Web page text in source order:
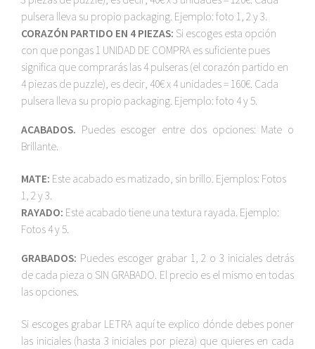
pulsera lleva su propio packaging. Ejemplo: foto 1, 2 y 3.
CORAZÓN PARTIDO EN 4 PIEZAS: Si escoges esta opción
con que pongas 1 UNIDAD DE COMPRA es suficiente pues
significa que comprarás las 4 pulseras (el corazón partido en
4 piezas de puzzle), es decir, 40€ x 4 unidades = 160€. Cada
pulsera lleva su propio packaging. Ejemplo: foto 4 y 5.
ACABADOS. Puedes escoger entre dos opciones: Mate o
Brillante.
MATE: Este acabado es matizado, sin brillo. Ejemplos: Fotos
1, 2 y 3.
RAYADO: Este acabado tiene una textura rayada. Ejemplo:
Fotos 4 y 5.
GRABADOS: Puedes escoger grabar 1, 2 o 3 iniciales detrás
de cada pieza o SIN GRABADO. El precio es el mismo en todas
las opciones.
Si escoges grabar LETRA aquí te explico dónde debes poner
las iniciales (hasta 3 iniciales por pieza) que quieres en cada